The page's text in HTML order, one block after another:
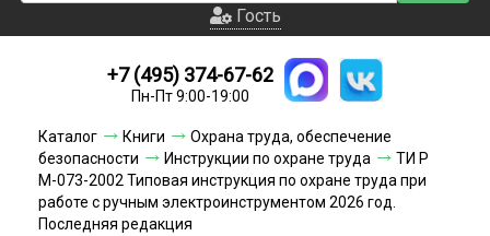
Гость
Новинки
Условия доставки
Условия оплаты
Гость
+7 (495) 374-67-62
Пн-Пт 9:00-19:00
Каталог Книги
Охрана труда, обеспечение
безопасности
Инструкции по охране труда
ТИ Р
М-073-2002 Типовая инструкция по охране труда при
работе с ручным электроинструментом 2026 год.
Последняя редакция